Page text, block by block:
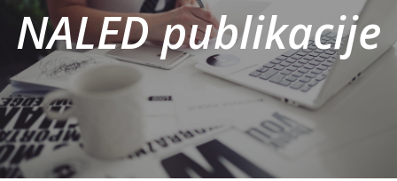
NALED publikacije